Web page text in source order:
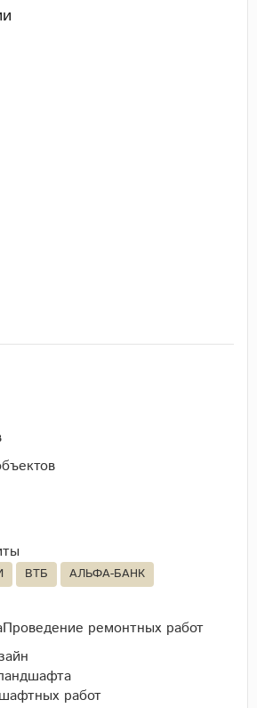
ВТБ АЛЬФА-БАНК
Проведение ремонтных работ
работ